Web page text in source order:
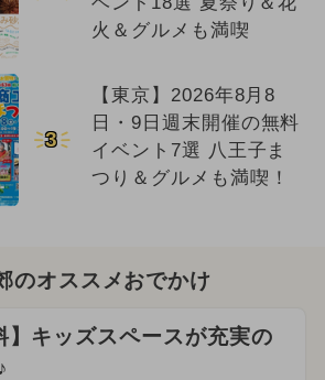
火＆グルメも満喫
3
【東京】2026年8月8
日・9日週末開催の無料
イベント7選 八王子ま
つり＆グルメも満喫！
のオススメおでかけ
】キッズスペースが充実の